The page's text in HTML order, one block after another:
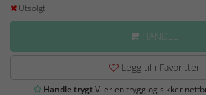
Utsolgt
HANDLE
Legg til i Favoritter
Handle trygtVi er en trygg og sikker